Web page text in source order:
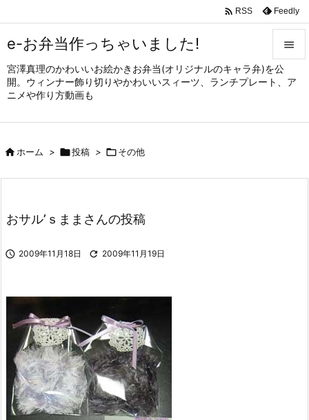
e-お弁当作っちゃいました!
宮澤真理のかわいいお絵かきお弁当(オリジナルのキャラ弁)を公
開。ウィンナー飾り切りやかわいいスィーツ、ランチプレート、ア
ニメや作り方動画も


メニュ
サイド

 RSS Feedly
ホーム > 投稿 > その他
おサル’ｓままさんの投稿
 2009年11月18日  2009年11月19日